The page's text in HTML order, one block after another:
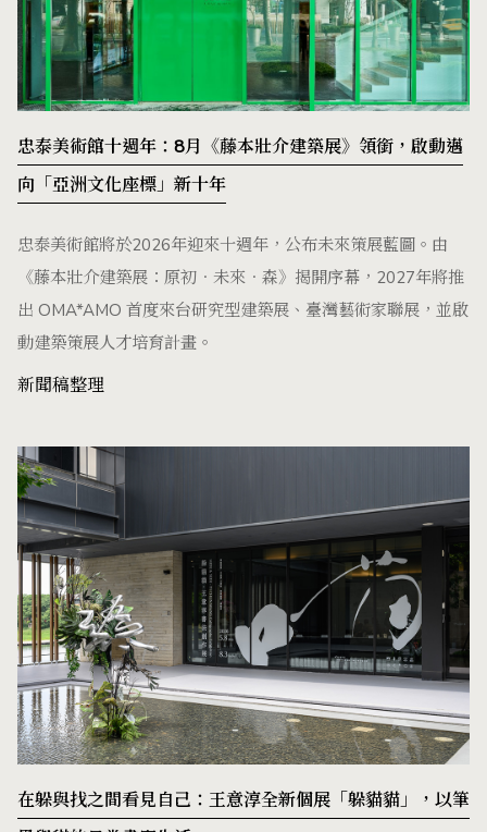
忠泰美術館十週年：8月《藤本壯介建築展》領銜，啟動邁
向「亞洲文化座標」新十年
忠泰美術館將於2026年迎來十週年，公布未來策展藍圖。由
《藤本壯介建築展：原初．未來．森》揭開序幕，2027年將推
出 OMA*AMO 首度來台研究型建築展、臺灣藝術家聯展，並啟
動建築策展人才培育計畫。
新聞稿整理
在躲與找之間看見自己：王意淳全新個展「躲貓貓」，以筆